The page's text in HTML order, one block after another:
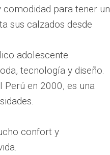
para tener un
sus calzados desde
adolescente
tecnología y diseño.
Perú en 2000, es una
confort y